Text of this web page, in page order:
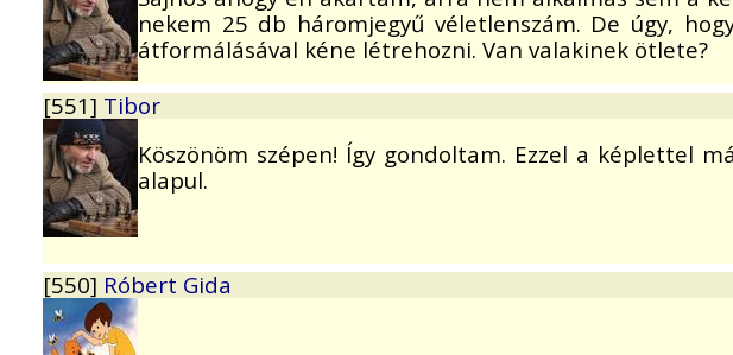
nekem 25 db háromjegyű véletlenszám. De úgy,
átformálásával kéne létrehozni. Van valakinek ötlete?
[551] Tibor
Köszönöm szépen! Így gondoltam. Ezzel a képlettel
alapul.
[550] Róbert Gida